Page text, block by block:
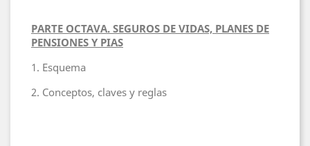
PARTE OCTAVA. SEGUROS DE VIDAS, PLANES DE
PENSIONES Y PIAS
1. Esquema
2. Conceptos, claves y reglas